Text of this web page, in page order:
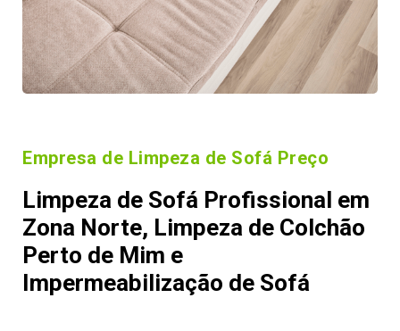
Empresa de Limpeza de Sofá Preço
Limpeza de Sofá Profissional em
Zona Norte, Limpeza de Colchão
Perto de Mim e
Impermeabilização de Sofá